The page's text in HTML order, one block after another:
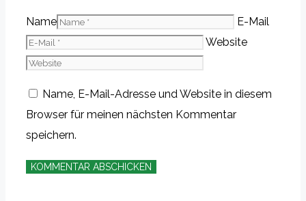
Name
E-Mail
Website
Name, E-Mail-Adresse und Website in diesem
Browser für meinen nächsten Kommentar
speichern.